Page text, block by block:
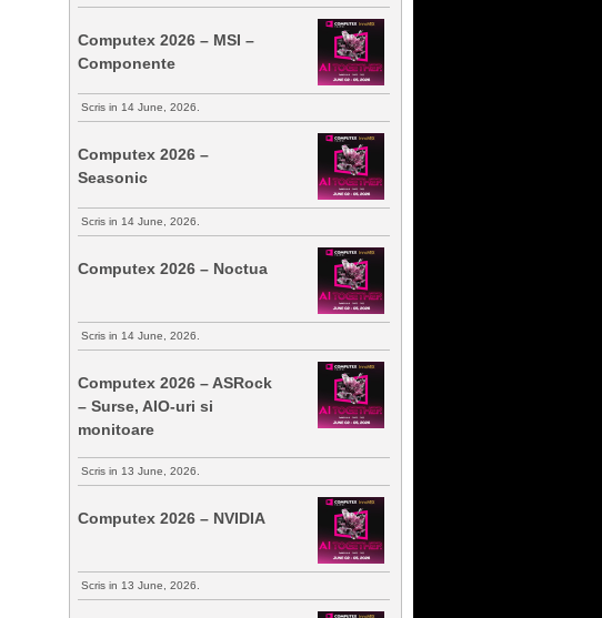
Computex 2026 – MSI –
Componente
Scris in 14 June, 2026.
Computex 2026 –
Seasonic
Scris in 14 June, 2026.
Computex 2026 – Noctua
Scris in 14 June, 2026.
Computex 2026 – ASRock
– Surse, AIO-uri si
monitoare
Scris in 13 June, 2026.
Computex 2026 – NVIDIA
Scris in 13 June, 2026.